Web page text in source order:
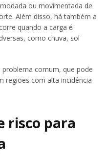
ou movimentada de
Além disso, há também a
quando a carga é
como chuva, sol
comum, que pode
regiões com alta incidência
risco para